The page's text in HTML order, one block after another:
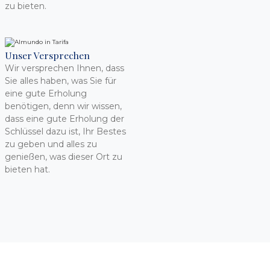
zu bieten.
Unser Versprechen
Wir versprechen Ihnen, dass
Sie alles haben, was Sie für
eine gute Erholung
benötigen, denn wir wissen,
dass eine gute Erholung der
Schlüssel dazu ist, Ihr Bestes
zu geben und alles zu
genießen, was dieser Ort zu
bieten hat.